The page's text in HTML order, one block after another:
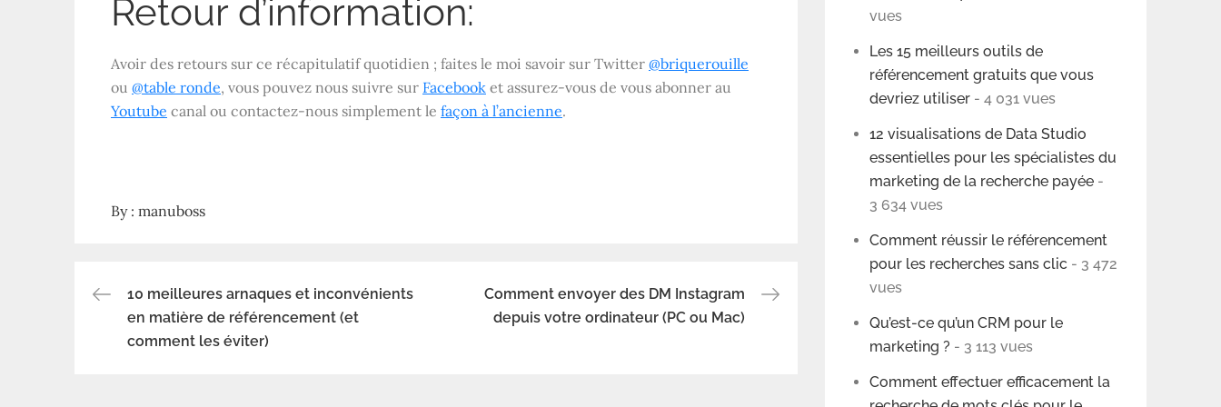
Retour d’information:
Avoir des retours sur ce récapitulatif quotidien ; faites le moi savoir sur Twitter @briquerouille
ou @table ronde, vous pouvez nous suivre sur Facebook et assurez-vous de vous abonner au
Youtube canal ou contactez-nous simplement le façon à l’ancienne.
By : manuboss
Navigation
10 meilleures arnaques et inconvénients
en matière de référencement (et
comment les éviter)
Comment envoyer des DM Instagram
depuis votre ordinateur (PC ou Mac)
vues
Les 15 meilleurs outils de
référencement gratuits que vous
devriez utiliser - 4 031 vues
12 visualisations de Data Studio
essentielles pour les spécialistes du
marketing de la recherche payée -
3 634 vues
Comment réussir le référencement
pour les recherches sans clic - 3 472
vues
Qu’est-ce qu’un CRM pour le
marketing ? - 3 113 vues
Comment effectuer efficacement la